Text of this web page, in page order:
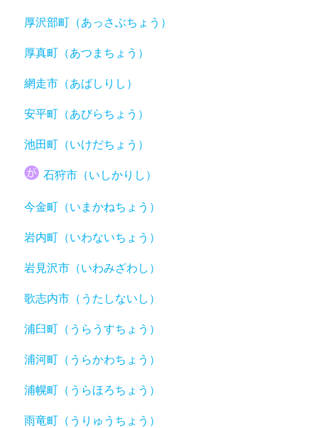
厚沢部町（あっさぶちょう）
厚真町（あつまちょう）
網走市（あばしりし）
安平町（あびらちょう）
池田町（いけだちょう）
石狩市（いしかりし）
今金町（いまかねちょう）
岩内町（いわないちょう）
岩見沢市（いわみざわし）
歌志内市（うたしないし）
浦臼町（うらうすちょう）
浦河町（うらかわちょう）
浦幌町（うらほろちょう）
雨竜町（うりゅうちょう）